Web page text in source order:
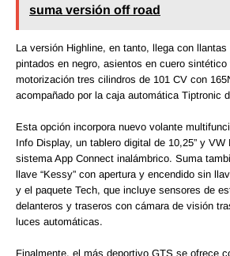
suma versión off road
La versión Highline, en tanto, llega con llantas
pintados en negro, asientos en cuero sintético
motorización tres cilindros de 101 CV con
acompañado por la caja automática Tiptronic
Esta opción incorpora nuevo volante
Info Display, un tablero digital de 10,25” y VW
sistema App Connect inalámbrico. Suma
llave “Kessy” con apertura y encendido sin
y el paquete Tech, que incluye sensores de
delanteros y traseros con cámara de visión
luces automáticas.
Finalmente, el más deportivo GTS se ofrece